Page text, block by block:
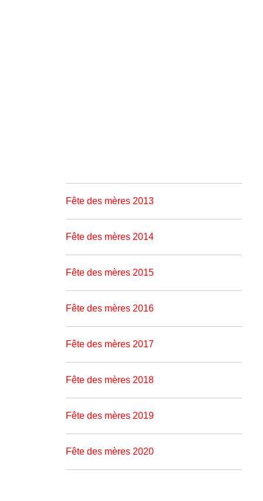
Fête des mères 2013
Fête des mères 2014
Fête des mères 2015
Fête des mères 2016
Fête des mères 2017
Fête des mères 2018
Fête des mères 2019
Fête des mères 2020